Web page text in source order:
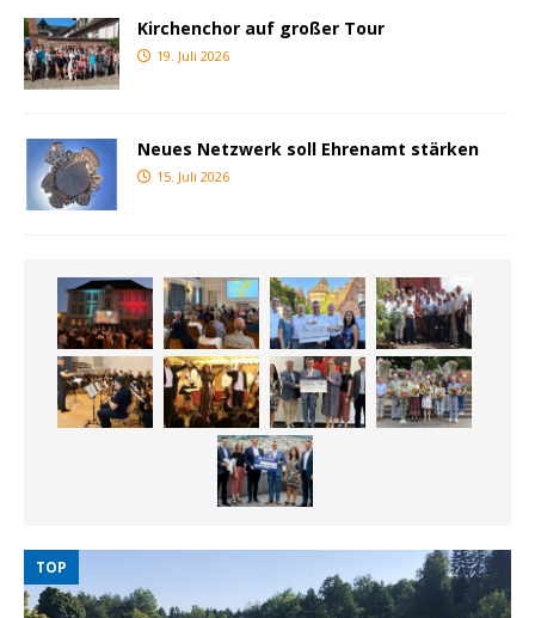
Kirchenchor auf großer Tour
19. Juli 2026
Neues Netzwerk soll Ehrenamt stärken
15. Juli 2026
TOP